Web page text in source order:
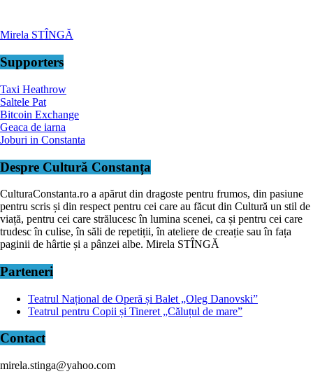
Mirela STÎNGĂ
Supporters
Taxi Heathrow
Saltele Pat
Bitcoin Exchange
Geaca de iarna
Joburi in Constanta
Despre Cultură Constanța
CulturaConstanta.ro a apărut din dragoste pentru frumos, din pasiune
pentru scris și din respect pentru cei care au făcut din Cultură un stil de
viață, pentru cei care strălucesc în lumina scenei, ca și pentru cei care
trudesc în culise, în săli de repetiții, în ateliere de creație sau în fața
paginii de hârtie și a pânzei albe. Mirela STÎNGĂ
Parteneri
Teatrul Național de Operă și Balet „Oleg Danovski”
Teatrul pentru Copii și Tineret „Căluțul de mare”
Contact
mirela.stinga@yahoo.com